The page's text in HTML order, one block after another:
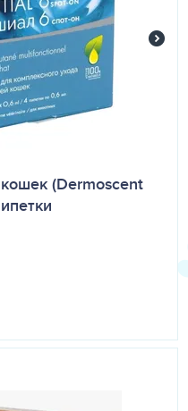
(Dermoscent